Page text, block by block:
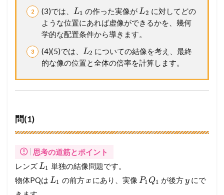
考
え
方
か
ら
計
算
プ
徹
ガ
イ
ド
(3)では、 L1 の作った実像がL2 に対してどの
ような位置にあれば虚像ができるかを、幾何
学的な配置条件から導きます。
(4)(5)では、 L2 についての結像を考え、最終
的な像の位置と全体の倍率を計算します。
問(1)
思考の道筋とポイント
レンズL1 単独の結像問題です。
物体PQは L1 の前方xにあり、実像 P1 Q1 が後方y にで